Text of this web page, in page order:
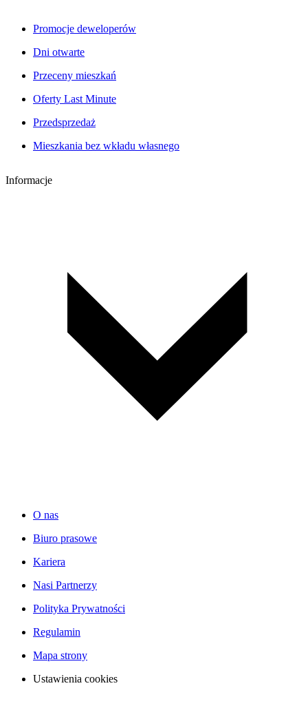
Promocje deweloperów
Dni otwarte
Przeceny mieszkań
Oferty Last Minute
Przedsprzedaż
Mieszkania bez wkładu własnego
Informacje
O nas
Biuro prasowe
Kariera
Nasi Partnerzy
Polityka Prywatności
Regulamin
Mapa strony
Ustawienia cookies